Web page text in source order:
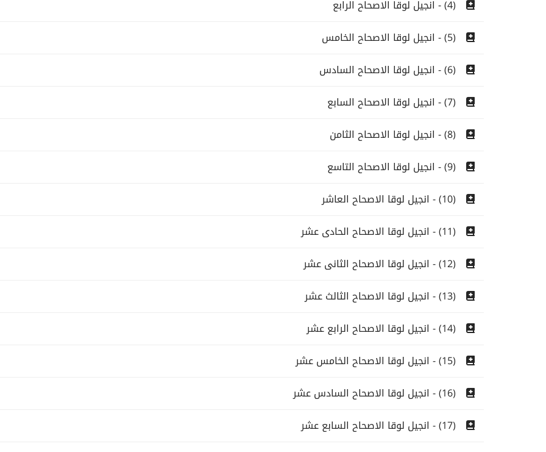
(4) - انجيل لوقا الاصحاح الرابع
(5) - انجيل لوقا الاصحاح الخامس
(6) - انجيل لوقا الاصحاح السادس
(7) - انجيل لوقا الاصحاح السابع
(8) - انجيل لوقا الاصحاح الثامن
(9) - انجيل لوقا الاصحاح التاسع
(10) - انجيل لوقا الاصحاح العاشر
(11) - انجيل لوقا الاصحاح الحادى عشر
(12) - انجيل لوقا الاصحاح الثانى عشر
(13) - انجيل لوقا الاصحاح الثالث عشر
(14) - انجيل لوقا الاصحاح الرابع عشر
(15) - انجيل لوقا الاصحاح الخامس عشر
(16) - انجيل لوقا الاصحاح السادس عشر
(17) - انجيل لوقا الاصحاح السابع عشر